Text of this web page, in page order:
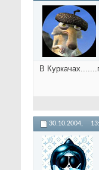
В
30.10.2004,